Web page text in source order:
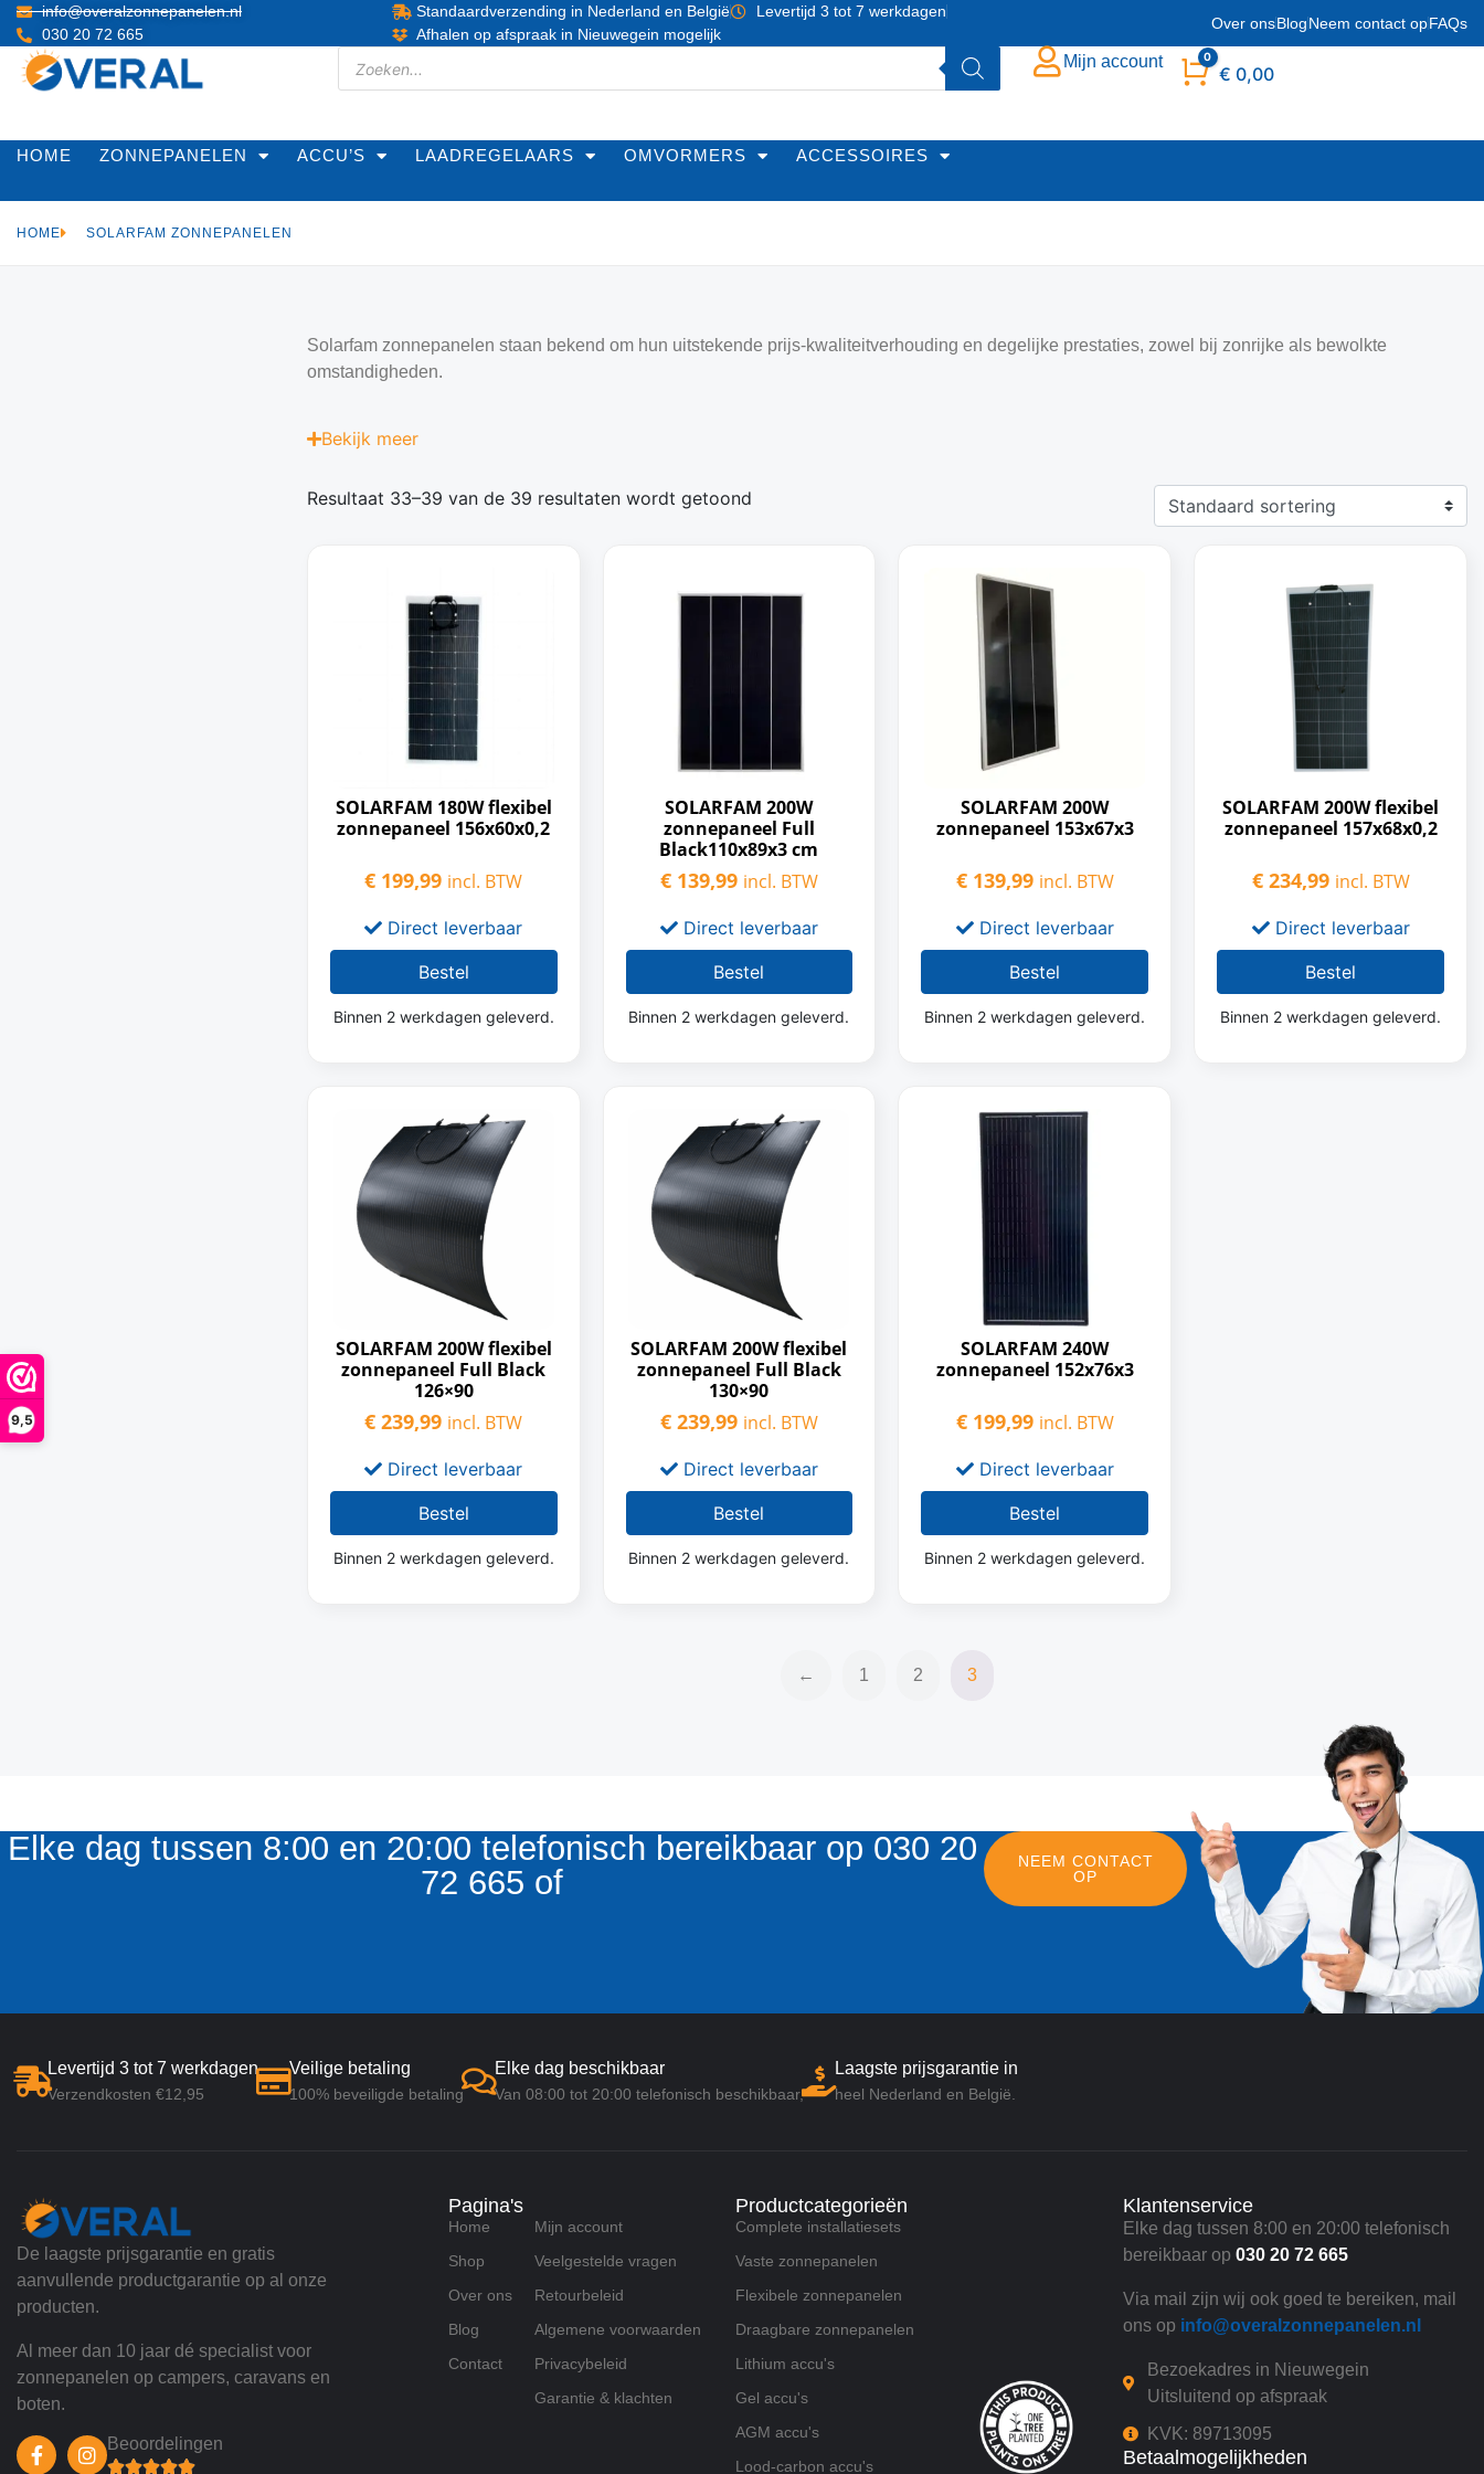
9,5
info@overalzonnepanelen.nl
030 20 72 665
Standaardverzending in Nederland en België
Levertijd 3 tot 7 werkdagen
Afhalen op afspraak in Nieuwegein mogelijk
Over onsBlogNeem contact opFAQs
Mijn account Winkelwagen
0
€ 0,00
HOME ZONNEPANELEN ACCU’S LAADREGELAARS OMVORMERS ACCESSOIRES
HOME SOLARFAM ZONNEPANELEN
Solarfam zonnepanelen staan bekend om hun uitstekende prijs-kwaliteitverhouding en degelijke prestaties, zowel bij zonrijke als bewolkte
omstandigheden.
Bekijk meer
Resultaat 33–39 van de 39 resultaten wordt getoond
SOLARFAM 180W flexibel
zonnepaneel 156x60x0,2
€ 199,99 incl. BTW
Direct leverbaar
Bestel
Binnen 2 werkdagen geleverd.
SOLARFAM 200W
zonnepaneel Full
Black110x89x3 cm
€139,99 incl. BTW
Direct leverbaar
Bestel
Binnen 2 werkdagen geleverd.
SOLARFAM 200W
zonnepaneel 153x67x3
€139,99 incl. BTW
Direct leverbaar
Bestel
Binnen 2 werkdagen geleverd.
SOLARFAM 200W flexibel
zonnepaneel 157x68x0,2
€234,99 incl. BTW
Direct leverbaar
Bestel
Binnen 2 werkdagen geleverd.
SOLARFAM 200W flexibel
zonnepaneel Full Black
126×90
€ 239,99 incl. BTW
Direct leverbaar
Bestel
Binnen 2 werkdagen geleverd.
SOLARFAM 200W flexibel
zonnepaneel Full Black
130×90
€239,99 incl. BTW
Direct leverbaar
Bestel
Binnen 2 werkdagen geleverd.
SOLARFAM 240W
zonnepaneel 152x76x3
€199,99 incl. BTW
Direct leverbaar
Bestel
Binnen 2 werkdagen geleverd.
← 1 2 3
Elke dag tussen 8:00 en 20:00 telefonisch bereikbaar op 030 20
72 665 of
NEEM CONTACT
OP
Levertijd 3 tot 7 werkdagen
Verzendkosten €12,95
Veilige betaling
100% beveiligde betaling
Elke dag beschikbaar
Van 08:00 tot 20:00 telefonisch beschikbaar,
Laagste prijsgarantie in
heel Nederland en België.
De laagste prijsgarantie en gratis
aanvullende productgarantie op al onze
producten.
Al meer dan 10 jaar dé specialist voor
zonnepanelen op campers, caravans en
boten.
Beoordelingen
Pagina's
Home
Shop
Over ons
Blog
Contact
Mijn account
Veelgestelde vragen
Retourbeleid
Algemene voorwaarden
Privacybeleid
Garantie & klachten
Productcategorieën
Complete installatiesets
Vaste zonnepanelen
Flexibele zonnepanelen
Draagbare zonnepanelen
Lithium accu's
Gel accu's
AGM accu's
Lood-carbon accu's
Klantenservice
Elke dag tussen 8:00 en 20:00 telefonisch
bereikbaar op 030 20 72 665
Via mail zijn wij ook goed te bereiken, mail
ons op info@overalzonnepanelen.nl
Bezoekadres in Nieuwegein
Uitsluitend op afspraak
KVK: 89713095
Betaalmogelijkheden